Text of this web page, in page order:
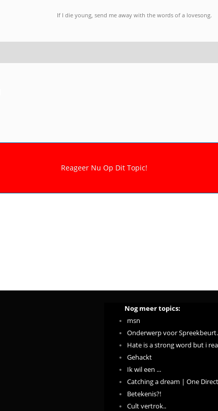
If I die young, send me away with the words of a lovesong.
Nog meer topics:
msn
Onderwerp voor
Hate is a strong word but i
Gehackt
Ik wil een ...
Catching a dream | One
Betekenis?!
Cult vertrok..